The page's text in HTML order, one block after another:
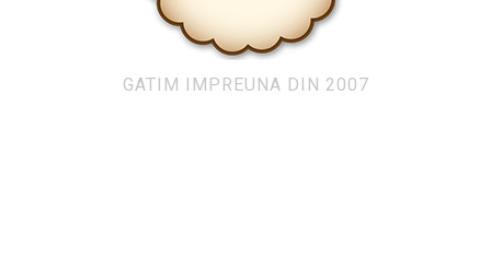
GATIM IMPREUNA DIN 2007